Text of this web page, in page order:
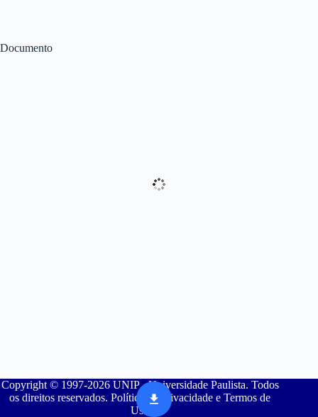
Documento
Copyright © 1997-2026 UNIP - Universidade Paulista. Todos
os direitos reservados. Política de Privacidade e Termos de
Uso